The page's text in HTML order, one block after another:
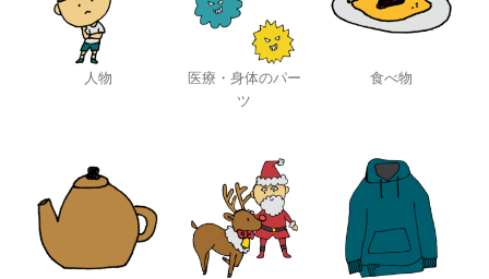
人物
医療・身体のパー
ツ
食べ物